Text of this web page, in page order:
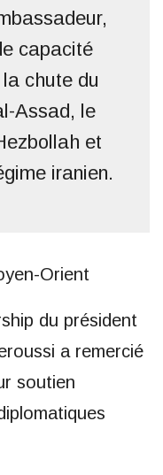
capacité
chute du
Assad, le
et
iranien.
Orient
du président
a remercié
soutien